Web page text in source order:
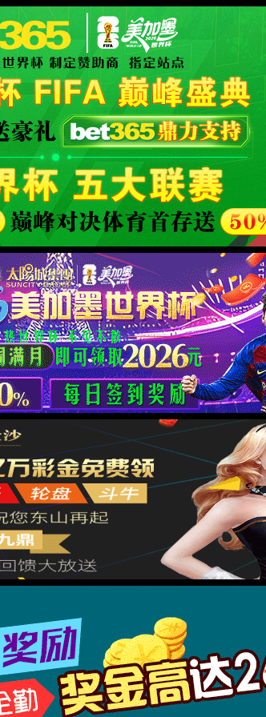
不存在:info
重试，或直接向我们反馈错误报告
反馈错误
XML 地图